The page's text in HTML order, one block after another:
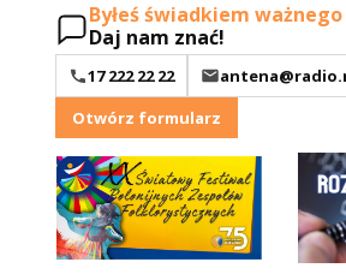
Byłeś świadkiem
Daj nam znać!
17 222 22 22
Otwórz formularz